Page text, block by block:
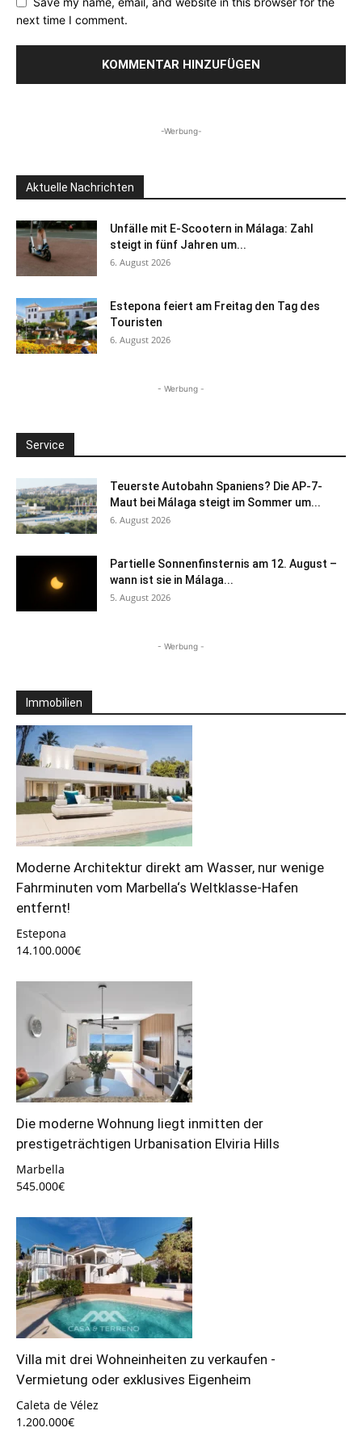
next time I comment.
-Werbung-
Aktuelle Nachrichten
Unfälle mit E-Scootern in Málaga: Zahl
steigt in fünf Jahren um...
6. August 2026
Estepona feiert am Freitag den Tag des
Touristen
6. August 2026
- Werbung -
Service
Teuerste Autobahn Spaniens? Die AP-7-
Maut bei Málaga steigt im Sommer um...
6. August 2026
Partielle Sonnenfinsternis am 12. August –
wann ist sie in Málaga...
5. August 2026
- Werbung -
Immobilien
Moderne Architektur direkt am Wasser, nur wenige
Fahrminuten vom Marbella‘s Weltklasse-Hafen
entfernt!
Estepona
14.100.000€
Die moderne Wohnung liegt inmitten der
prestigeträchtigen Urbanisation Elviria Hills
Marbella
545.000€
Villa mit drei Wohneinheiten zu verkaufen -
Vermietung oder exklusives Eigenheim
Caleta de Vélez
1.200.000€